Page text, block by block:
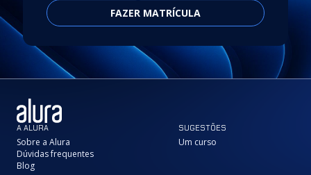
FAZER MATRÍCULA
A ALURA
Sobre a Alura
Dúvidas frequentes
Blog
SUGESTÕES
Um curso